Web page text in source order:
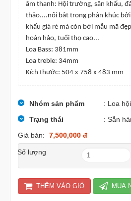
âm thanh: Hội trường, sân khấu,
thảo....nổi bật trong phân khúc bởi
khấu giá rẻ mà còn bởi mẫu mã
hoàn hảo, tuổi thọ cao...
Loa Bass: 381mm
Loa treble: 34mm
Kích thước: 504 x 758 x 483 mm
Nhóm sản phẩm
: Loa
Trạng thái
: Sẵn
Giá bán:
7,500,000 đ
Số lượng
THÊM VÀO GIỎ MUA